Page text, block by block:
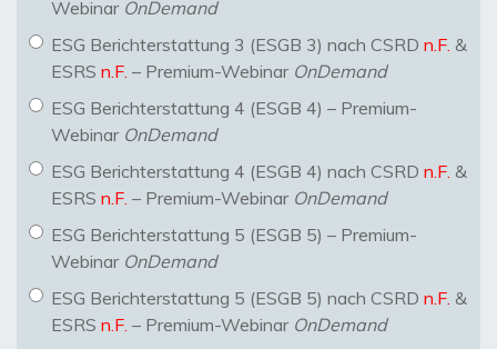
Webinar OnDemand
ESG Berichterstattung 3 (ESGB 3) nach CSRD n.F. &
ESRS n.F. – Premium-Webinar OnDemand
ESG Berichterstattung 4 (ESGB 4) – Premium-
Webinar OnDemand
ESG Berichterstattung 4 (ESGB 4) nach CSRD n.F. &
ESRS n.F. – Premium-Webinar OnDemand
ESG Berichterstattung 5 (ESGB 5) – Premium-
Webinar OnDemand
ESG Berichterstattung 5 (ESGB 5) nach CSRD n.F. &
ESRS n.F. – Premium-Webinar OnDemand